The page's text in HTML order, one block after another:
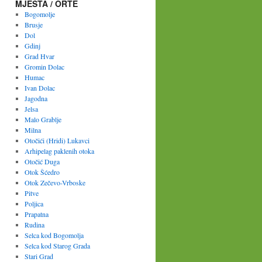
MJESTA / ORTE
Bogomolje
Brusje
Dol
Gdinj
Grad Hvar
Gromin Dolac
Humac
Ivan Dolac
Jagodna
Jelsa
Malo Grablje
Milna
Otočići (Hridi) Lukavci
Arhipelag paklenih otoka
Otočić Duga
Otok Šćedro
Otok Zečevo-Vrboske
Pitve
Poljica
Prapatna
Rudina
Selca kod Bogomolja
Selca kod Starog Grada
Stari Grad